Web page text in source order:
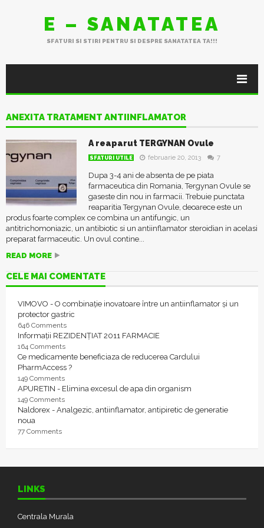
E – SANATATEA
SFATURI SI STIRI PENTRU SI DESPRE SANATATEA TA!!!
ANEXITA TRATAMENT ANTIINFLAMATOR
A reaparut TERGYNAN Ovule
SFATURI UTILE februarie 20, 2013 7
Dupa 3-4 ani de absenta de pe piata
farmaceutica din Romania, Tergynan Ovule se
gaseste din nou in farmacii. Trebuie punctata
reaparitia Tergynan Ovule, deoarece este un
produs foarte complex ce combina un antifungic, un
antitrichomoniazic, un antibiotic si un antiinflamator steroidian in acelasi
preparat farmaceutic. Un ovul contine...
READ MORE
CELE MAI COMENTATE
VIMOVO - O combinație inovatoare între un antiinflamator și un
protector gastric
646 Comments
Informații REZIDENȚIAT 2011 FARMACIE
164 Comments
Ce medicamente beneficiaza de reducerea Cardului
PharmAccess ?
149 Comments
APURETIN - Elimina excesul de apa din organism
149 Comments
Naldorex - Analgezic, antiinflamator, antipiretic de generatie
noua
77 Comments
LINKS
Centrala Murala